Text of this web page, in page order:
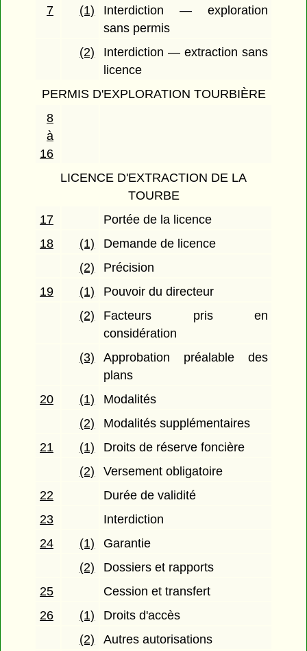
7
(1)
Interdiction — exploration
sans permis
(2)
Interdiction — extraction sans
licence
PERMIS D'EXPLORATION TOURBIÈRE
8
à
16
LICENCE D'EXTRACTION DE LA
TOURBE
17
Portée de la licence
18
(1)
Demande de licence
(2)
Précision
19
(1)
Pouvoir du directeur
(2)
Facteurs pris en
considération
(3)
Approbation préalable des
plans
20
(1)
Modalités
(2)
Modalités supplémentaires
21
(1)
Droits de réserve foncière
(2)
Versement obligatoire
22
Durée de validité
23
Interdiction
24
(1)
Garantie
(2)
Dossiers et rapports
25
Cession et transfert
26
(1)
Droits d'accès
(2)
Autres autorisations